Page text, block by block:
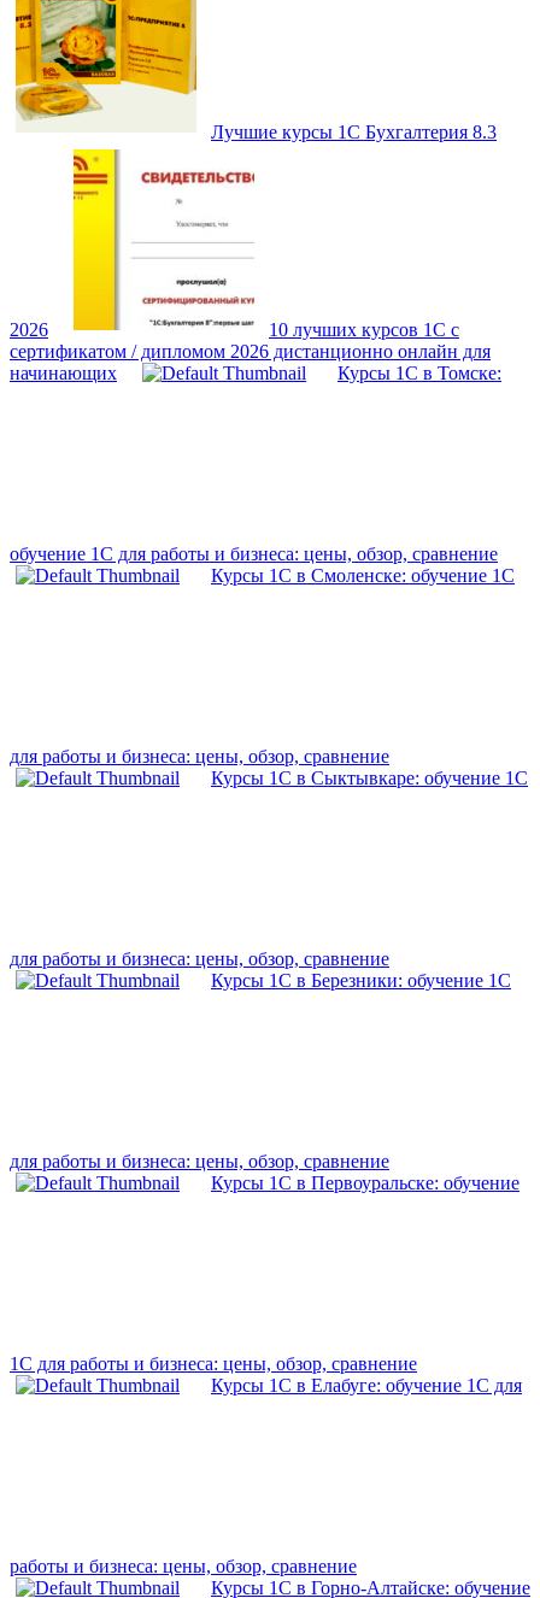
Лучшие курсы 1С Бухгалтерия 8.3
2026
10 лучших курсов 1С с
сертификатом / дипломом 2026 дистанционно онлайн для
начинающих
Курсы 1С в Томске:
обучение 1С для работы и бизнеса: цены, обзор, сравнение
Курсы 1С в Смоленске: обучение 1С
для работы и бизнеса: цены, обзор, сравнение
Курсы 1С в Сыктывкаре: обучение 1С
для работы и бизнеса: цены, обзор, сравнение
Курсы 1С в Березники: обучение 1С
для работы и бизнеса: цены, обзор, сравнение
Курсы 1С в Первоуральске: обучение
1С для работы и бизнеса: цены, обзор, сравнение
Курсы 1С в Елабуге: обучение 1С для
работы и бизнеса: цены, обзор, сравнение
Курсы 1С в Горно-Алтайске: обучение